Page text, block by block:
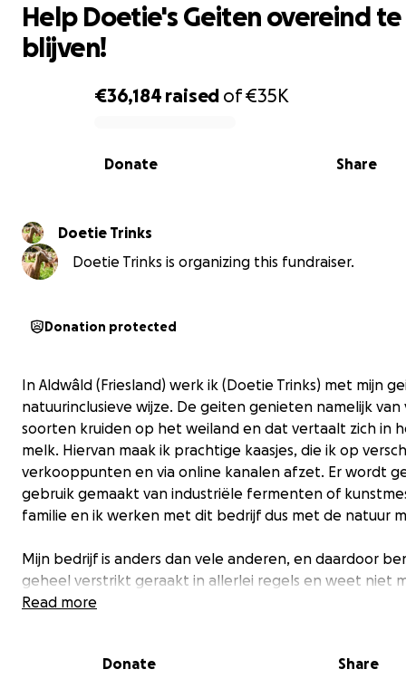
0% complete
€36,184 raised of€35K
Share
Donate
Help Doetie's Geiten overeind te
blijven!
Doetie Trinks
Doetie Trinks is organizing this fundraiser.
Donation protected
In Aldwâld (Friesland) werk ik (Doetie Trinks) met mijn
natuurinclusieve wijze. De geiten genieten namelijk van
soorten kruiden op het weiland en dat vertaalt zich in
melk. Hiervan maak ik prachtige kaasjes, die ik op
verkooppunten en via online kanalen afzet. Er wordt
gebruik gemaakt van industriële fermenten of
familie en ik werken met dit bedrijf dus met de natuur
Mijn bedrijf is anders dan vele anderen, en daardoor
geheel verstrikt geraakt in allerlei regels en weet niet
nu verder. Mijn geiten en mijn bedrijf stoten nauwelijks
bedrijf' en moet ik dus voor veel geld stikstofrechten
Read more
Donate Share